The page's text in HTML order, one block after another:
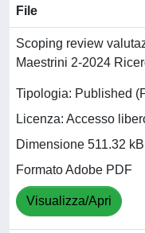
File
Scoping review
Maestrini 2-2024
Tipologia: Published
Licenza: Accesso
Dimensione 511.32 kB
Formato Adobe PDF
Visualizza/Apri